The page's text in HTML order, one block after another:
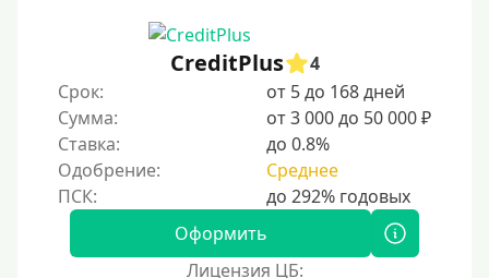
На карту с нулевым балансом
На дебетовую карту
На кредитную карту
На виртуальную карту
На неименную карту
На именную карту
На зарплатную карту
CreditPlus
4
Срок:
от 5 до 168 дней
Сумма:
от 3 000 до 50 000 ₽
Ставка:
до 0.8%
Одобрение:
Среднее
Оформить
Лицензия ЦБ: